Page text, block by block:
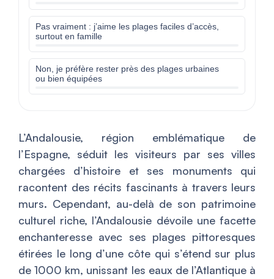
Pas vraiment : j’aime les plages faciles d’accès,
surtout en famille
Non, je préfère rester près des plages urbaines
ou bien équipées
L’Andalousie, région emblématique de
l’Espagne, séduit les visiteurs par ses villes
chargées d’histoire et ses monuments qui
racontent des récits fascinants à travers leurs
murs. Cependant, au-delà de son patrimoine
culturel riche, l’Andalousie dévoile une facette
enchanteresse avec ses plages pittoresques
étirées le long d’une côte qui s’étend sur plus
de 1000 km, unissant les eaux de l’Atlantique à